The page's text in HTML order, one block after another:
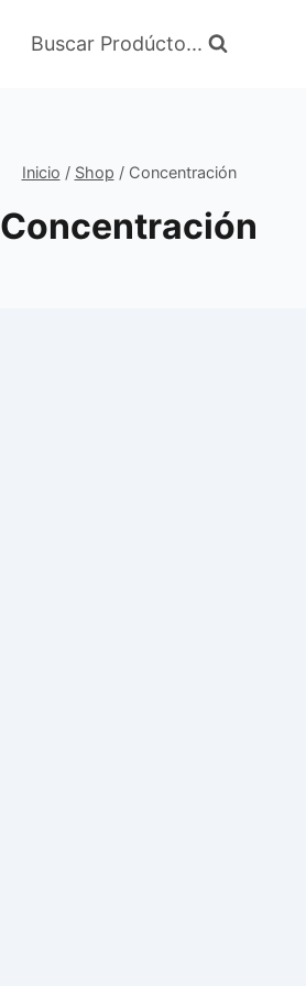
Buscar Prodúcto...
Inicio / Shop / Concentración
Concentración